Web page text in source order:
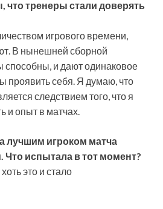
что тренеры стали доверять
игрового времени,
В нынешней сборной
способны, и дают одинаковое
проявить себя. Я думаю, что
следствием того, что я
и опыт в матчах.
лучшим игроком матча
испытала в тот момент?
это и стало